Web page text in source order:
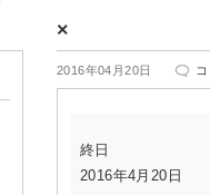
×
2016年04月20日
×
は
終日
2016年4月20日